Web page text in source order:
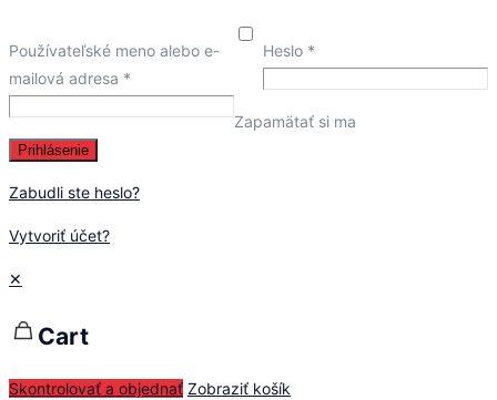
Používateľské meno alebo e-
mailová adresa *
Heslo *
Zapamätať si ma
Prihlásenie
Zabudli ste heslo?
Vytvoriť účet?
✕
Cart
Skontrolovať a objednať Zobraziť košík